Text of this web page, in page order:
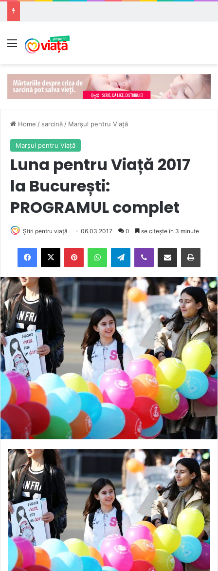
Meniu
Home / sarcină / Marşul pentru Viaţă
Marşul pentru Viaţă
Luna pentru Viață 2017
la București:
PROGRAMUL complet
Știri pentru viață 06.03.2017 0 se citește în 3 minute
Telegram